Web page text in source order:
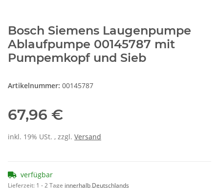
Bosch Siemens Laugenpumpe
Ablaufpumpe 00145787 mit
Pumpemkopf und Sieb
Artikelnummer: 00145787
67,96 €
inkl. 19% USt. , zzgl. Versand
verfügbar
Lieferzeit: 1 - 2 Tage innerhalb Deutschlands